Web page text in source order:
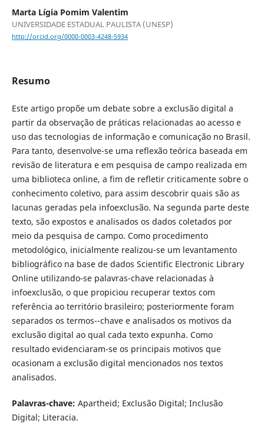
Marta Lígia Pomim Valentim
UNIVERSIDADE ESTADUAL PAULISTA (UNESP)
http://orcid.org/0000-0003-4248-5934
Resumo
Este artigo propõe um debate sobre a exclusão digital a
partir da observação de práticas relacionadas ao acesso e
uso das tecnologias de informação e comunicação no Brasil.
Para tanto, desenvolve-se uma reflexão teórica baseada em
revisão de literatura e em pesquisa de campo realizada em
uma biblioteca online, a fim de refletir criticamente sobre o
conhecimento coletivo, para assim descobrir quais são as
lacunas geradas pela infoexclusão. Na segunda parte deste
texto, são expostos e analisados os dados coletados por
meio da pesquisa de campo. Como procedimento
metodológico, inicialmente realizou-se um levantamento
bibliográfico na base de dados Scientific Electronic Library
Online utilizando-se palavras-chave relacionadas à
infoexclusão, o que propiciou recuperar textos com
referência ao território brasileiro; posteriormente foram
separados os termos--chave e analisados os motivos da
exclusão digital ao qual cada texto expunha. Como
resultado evidenciaram-se os principais motivos que
ocasionam a exclusão digital mencionados nos textos
analisados.
Palavras-chave: Apartheid; Exclusão Digital; Inclusão
Digital; Literacia.